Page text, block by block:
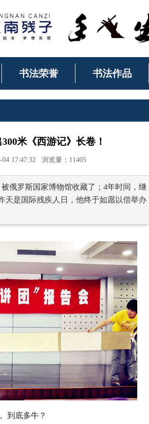
书法荣誉 书法作品
米《西游记》长卷！
17:47:32 浏览量：11405
俄罗斯国家博物馆收藏了；4年时间，继
天是国际残疾人日，他终于如愿以偿举办
到底多牛？